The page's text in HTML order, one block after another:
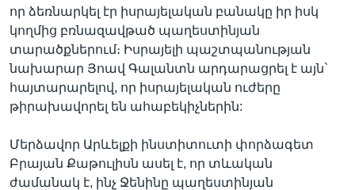
որ ձեռնարկել էր իսրայելական բանակը իր իսկ
կողմից բռնազավթած պաղեստինյան
տարածքներում։ Իսրայելի պաշտպանության
նախարար Յոավ Գալանտն արդարացրել է այն`
հայտարարելով, որ իսրայելական ուժերը
թիրախավորել են ահաբեկիչներին:
Մերձավոր Արևելքի ինստիտուտի փորձագետ
Բրայան Քաթուլիսն ասել է, որ տևական
ժամանակ է, ինչ Ջենինը պաղեստինյան